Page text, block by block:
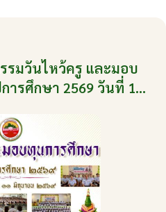
รรมวันไหว้ครู และมอบ
ารศึกษา 2569 วันที่ 11